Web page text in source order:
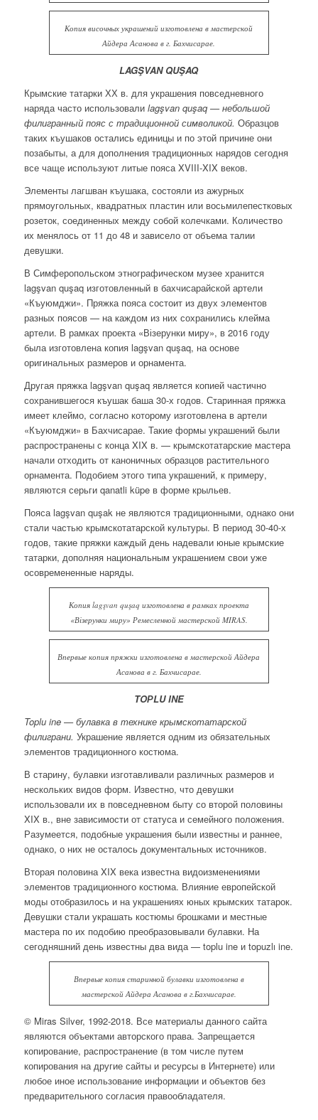
Копия височных украшений изготовлена в мастерской
Айдера Асанова в г. Бахчисарае.
LAGŞVANQUŞAQ
Крымские татарки ХХ в. для украшения повседневного
наряда часто использовали lagşvan quşaq — небольшой
филигранный пояс с традиционной символикой. Образцов
таких къушаков остались единицы и по этой причине они
позабыты, а для дополнения традиционных нарядов сегодня
все чаще используют литые пояса XVIII-XIX веков.
Элементы лагшван къушака, состояли из ажурных
прямоугольных, квадратных пластин или восьмилепестковых
розеток, соединенных между собой колечками. Количество
их менялось от 11 до 48 и зависело от объема талии
девушки.
В Симферопольском этнографическом музее хранится
lagşvan quşaq изготовленный в бахчисарайской артели
«Къуюмджи». Пряжка пояса состоит из двух элементов
разных поясов — на каждом из них сохранились клейма
артели. В рамках проекта «Візерунки миру», в 2016 году
была изготовлена копия lagşvan quşaq, на основе
оригинальных размеров и орнамента.
Другая пряжка lagşvan quşaq является копией частично
сохранившегося къушак баша 30-х годов. Старинная пряжка
имеет клеймо, согласно которому изготовлена в артели
«Къуюмджи» в Бахчисарае. Такие формы украшений были
распространены с конца XIX в. — крымскотатарские мастера
начали отходить от каноничных образцов растительного
орнамента. Подобием этого типа украшений, к примеру,
являются серьги qanatli küpe в форме крыльев.
Пояса lagşvan quşak не являются традиционными, однако они
стали частью крымскотатарской культуры. В период 30-40-х
годов, такие пряжки каждый день надевали юные крымские
татарки, дополняя национальным украшением свои уже
осовремененные наряды.
Копия lagşvan quşaq изготовлена в рамках проекта
«Візерунки миру» Ремесленной мастерской MIRAS.
Впервые копия пряжки изготовлена в мастерской Айдера
Асанова в г. Бахчисарае.
TOРLU INE
Toplu ine — булавка в технике крымскотатарской
филиграни. Украшение является одним из обязательных
элементов традиционного костюма.
В старину, булавки изготавливали различных размеров и
нескольких видов форм. Известно, что девушки
использовали их в повседневном быту со второй половины
XIX в., вне зависимости от статуса и семейного положения.
Разумеется, подобные украшения были известны и раннее,
однако, о них не осталось документальных источников.
Вторая половина XIX века известна видоизменениями
элементов традиционного костюма. Влияние европейской
моды отобразилось и на украшениях юных крымских татарок.
Девушки стали украшать костюмы брошками и местные
мастера по их подобию преобразовывали булавки. На
сегодняшний день известны два вида — toplu ine и topuzlı ine.
Впервые копия старинной булавки изготовлена в
мастерской Айдера Асанова в г.Бахчисарае.
© Miras Silver, 1992-2018. Все материалы данного сайта
являются объектами авторского права. Запрещается
копирование, распространение (в том числе путем
копирования на другие сайты и ресурсы в Интернете) или
любое иное использование информации и объектов без
предварительного согласия правообладателя.